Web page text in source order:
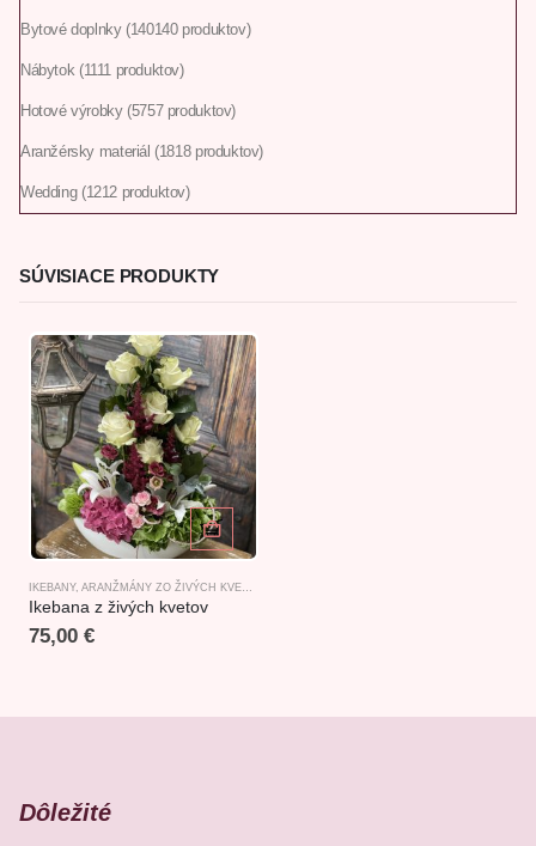
Bytové doplnky 140140 produktov
Nábytok 1111 produktov
Hotové výrobky 5757 produktov
Aranžérsky materiál 1818 produktov
Wedding 1212 produktov
SÚVISIACE PRODUKTY
IKEBANY, ARANŽMÁNY ZO ŽIVÝCH KVETOV
Ikebana z živých kvetov
75,00 €
Dôležité